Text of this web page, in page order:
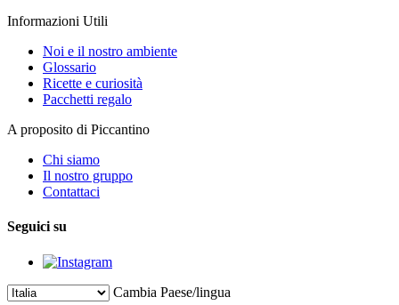
Informazioni Utili
Noi e il nostro ambiente
Glossario
Ricette e curiosità
Pacchetti regalo
A proposito di Piccantino
Chi siamo
Il nostro gruppo
Contattaci
Seguici su
Cambia Paese/lingua